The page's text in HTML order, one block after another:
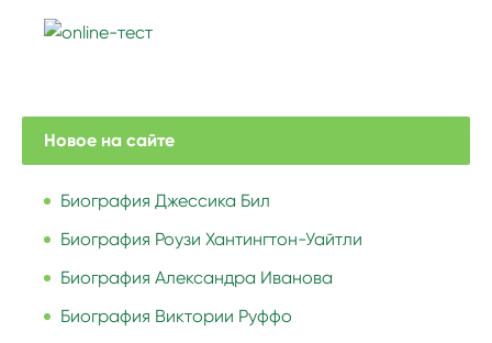
Новое на сайте
Биография Джессика Бил
Биография Роузи Хантингтон-Уайтли
Биография Александра Иванова
Биография Виктории Руффо